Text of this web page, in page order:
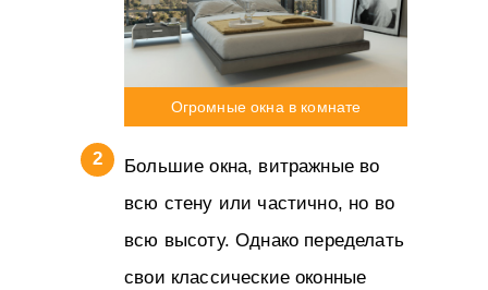
Огромные окна в комнате
Большие окна, витражные во
всю стену или частично, но во
всю высоту. Однако переделать
свои классические оконные